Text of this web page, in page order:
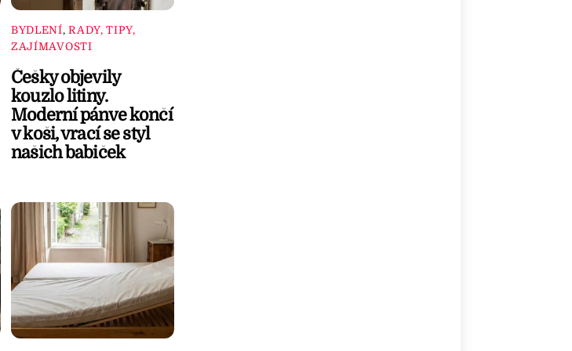
BYDLENÍ,RADY, TIPY,
ZAJÍMAVOSTI
Češky objevily
kouzlo litiny.
Moderní pánve končí
v koši, vrací se styl
našich babiček